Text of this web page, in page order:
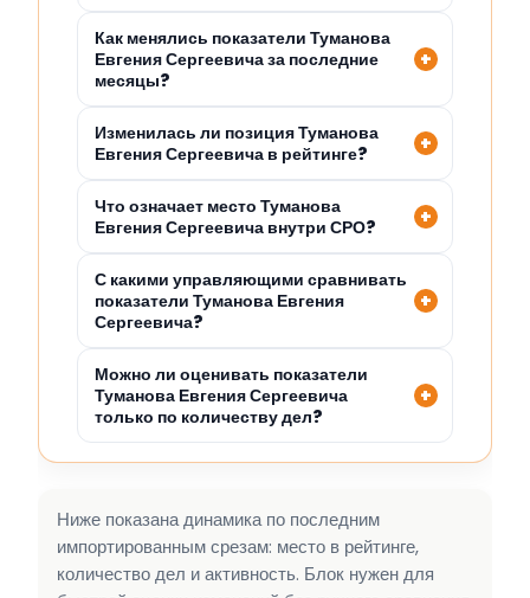
Как менялись показатели Туманова
Евгения Сергеевича за последние
месяцы?
Изменилась ли позиция Туманова
Евгения Сергеевича в рейтинге?
Что означает место Туманова
Евгения Сергеевича внутри СРО?
С какими управляющими сравнивать
показатели Туманова Евгения
Сергеевича?
Можно ли оценивать показатели
Туманова Евгения Сергеевича
только по количеству дел?
Ниже показана динамика по последним
импортированным срезам: место в рейтинге,
количество дел и активность. Блок нужен для